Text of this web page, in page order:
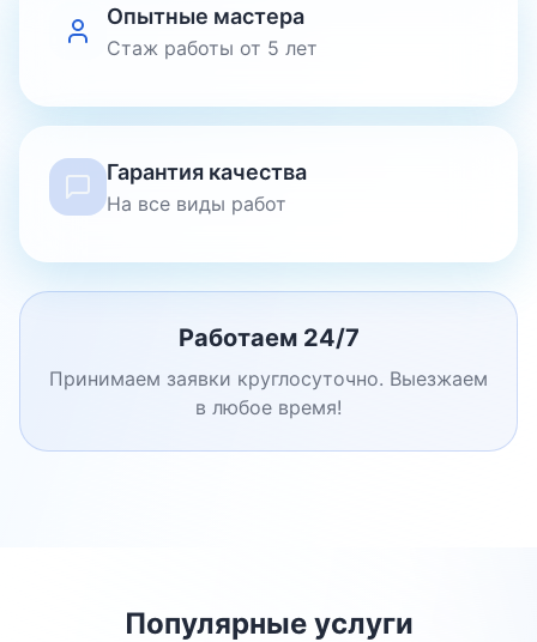
Опытные мастера
Стаж работы от 5 лет
Гарантия качества
На все виды работ
Работаем 24/7
Принимаем заявки круглосуточно. Выезжаем
в любое время!
Популярные услуги